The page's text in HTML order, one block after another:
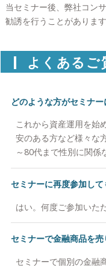
当セミナー後、弊社コン
勧誘を行うことがあります
よくあるご
どのような方がセミナ
これから資産運用を始
安のある方など様々な
～80代まで性別に関係
セミナーに再度参加して
はい。何度ご参加いた
セミナーで金融商品を売
セミナーで個別の金融